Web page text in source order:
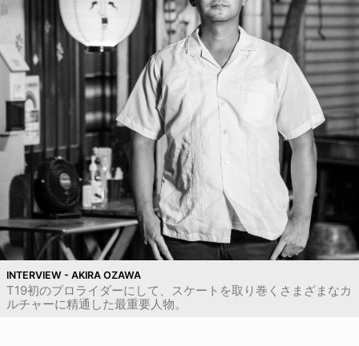
INTERVIEW - AKIRA OZAWA
T19初のプロライダーにして、スケートを取り巻くさまざまなカ
ルチャーに精通した最重要人物。